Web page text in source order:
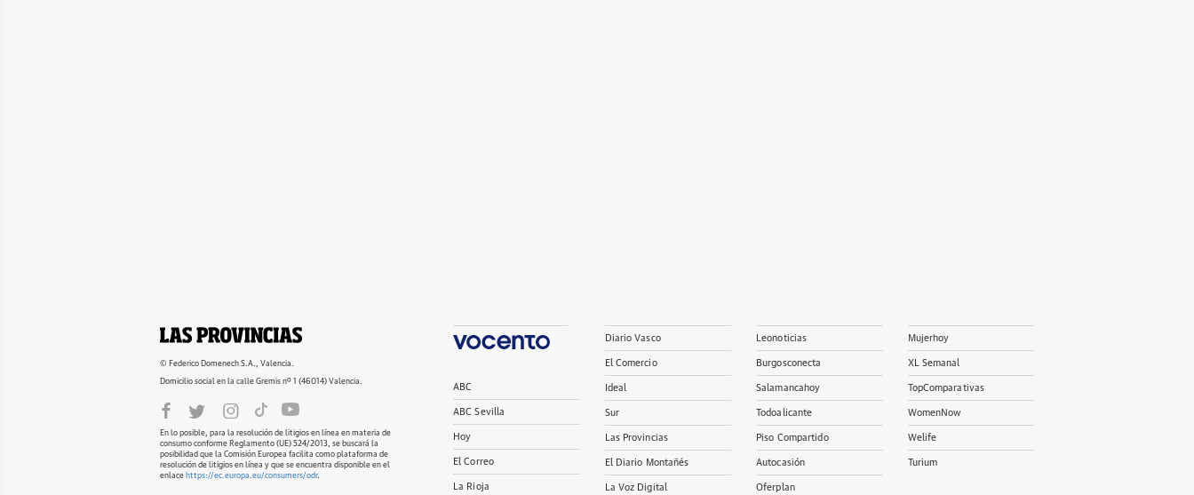
© Federico Domenech S.A., Valencia.
Domicilio social en la calle Gremis nº 1 (46014) Valencia.
En lo posible, para la resolución de litigios en línea en materia de
consumo conforme Reglamento (UE) 524/2013, se buscará la
posibilidad que la Comisión Europea facilita como plataforma de
resolución de litigios en línea y que se encuentra disponible en el
enlace https://ec.europa.eu/consumers/odr.
ABC
ABC Sevilla
Hoy
El Correo
La Rioja
Diario Vasco
El Comercio
Ideal
Sur
Las Provincias
El Diario Montañés
La Voz Digital
Leonoticias
Burgosconecta
Salamancahoy
Todoalicante
Piso Compartido
Autocasión
Oferplan
Mujerhoy
XL Semanal
TopComparativas
WomenNow
Welife
Turium